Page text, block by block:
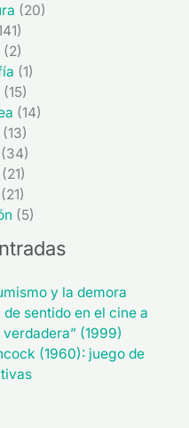
(20)
(2)
(1)
(15)
(14)
(13)
(34)
(21)
(21)
(5)
y la demora
sentido en el cine a
(1999)
(1960): juego de